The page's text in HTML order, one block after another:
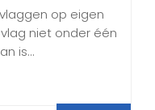
op eigen
niet onder één
is…